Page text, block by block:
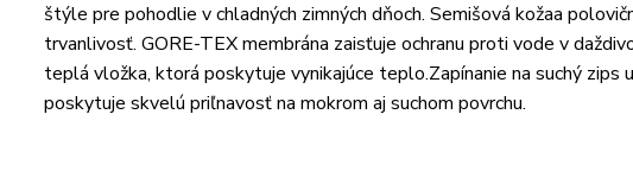
štýle pre pohodlie v chladných zimných dňoch. Semišová kožaa
trvanlivosť. GORE-TEX membrána zaisťuje ochranu proti vode v
teplá vložka, ktorá poskytuje vynikajúce teplo.Zapínanie na suchý zips
poskytuje skvelú priľnavosť na mokrom aj suchom povrchu.